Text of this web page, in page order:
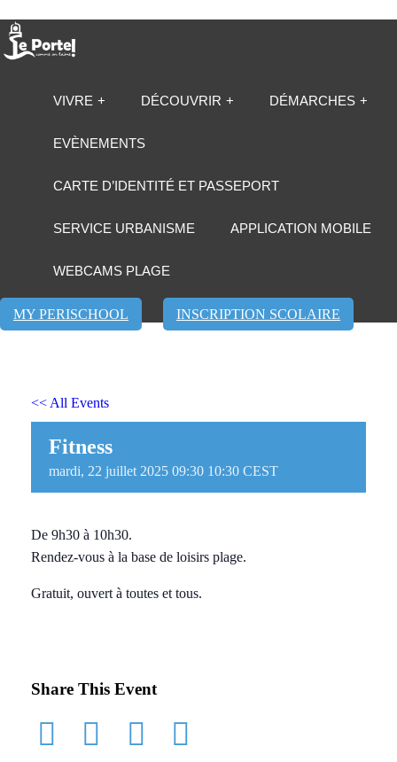
VIVRE DÉCOUVRIR DÉMARCHES
EVÈNEMENTS
CARTE D’IDENTITÉ ET PASSEPORT
SERVICE URBANISME APPLICATION MOBILE
WEBCAMS PLAGE
MY PERISCHOOL INSCRIPTION SCOLAIRE
<< All Events
Fitness
mardi, 22 juillet 2025 09:30 10:30 CEST
De 9h30 à 10h30.
Rendez-vous à la base de loisirs plage.
Gratuit, ouvert à toutes et tous.
Share This Event